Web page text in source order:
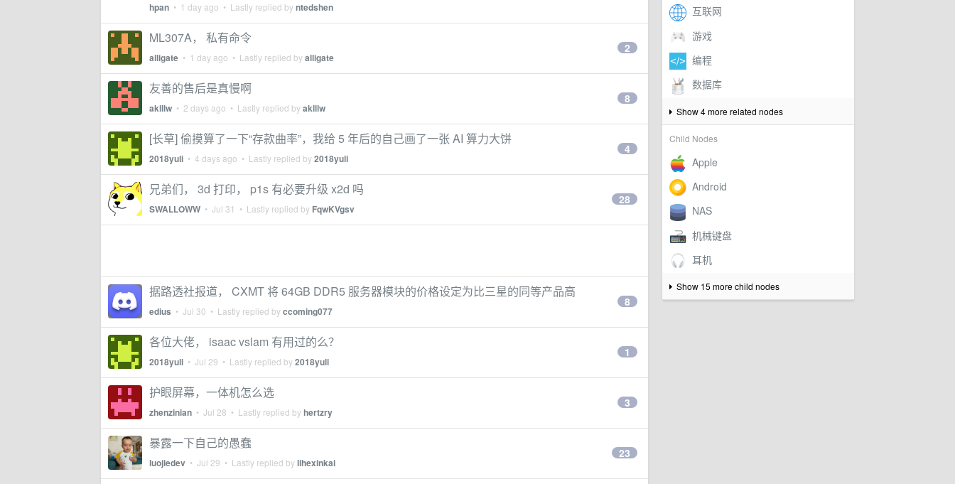
Show 4 more related nodes
Child Nodes
Show 15 more child nodes
hpan • 1 day ago • Lastly replied byntedshen
ML307A， 私有命令
alligate • 1 day ago • Lastly replied byalligate
2
友善的售后是真慢啊
aklllw • 2 days ago • Lastly replied byaklllw
8
[长草] 偷摸算了一下“存款曲率”，我给 5 年后的自己画了一张 AI 算力大饼
2018yuli • 4 days ago • Lastly replied by2018yuli
4
兄弟们， 3d 打印， p1s 有必要升级 x2d 吗
SWALLOWW • Jul 31 • Lastly replied by FqwKVgsv
28
据路透社报道， CXMT 将 64GB DDR5 服务器模块的价格设定为比三星的同等产品高
edius • Jul 30 • Lastly replied byccoming077
8
各位大佬， isaac vslam 有用过的么？
2018yuli • Jul 29 • Lastly replied by2018yuli
1
护眼屏幕，一体机怎么选
zhenzinian • Jul 28 • Lastly replied byhertzry
3
暴露一下自己的愚蠢
luojiedev • Jul 29 • Lastly replied bylihexinkai
23